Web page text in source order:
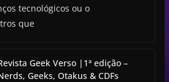
tecnológicos ou o
que
Geek Verso |1ª edição –
Geeks, Otakus & CDFs